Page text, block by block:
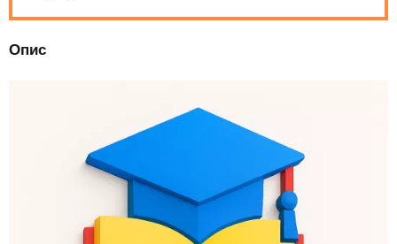
o
Опис